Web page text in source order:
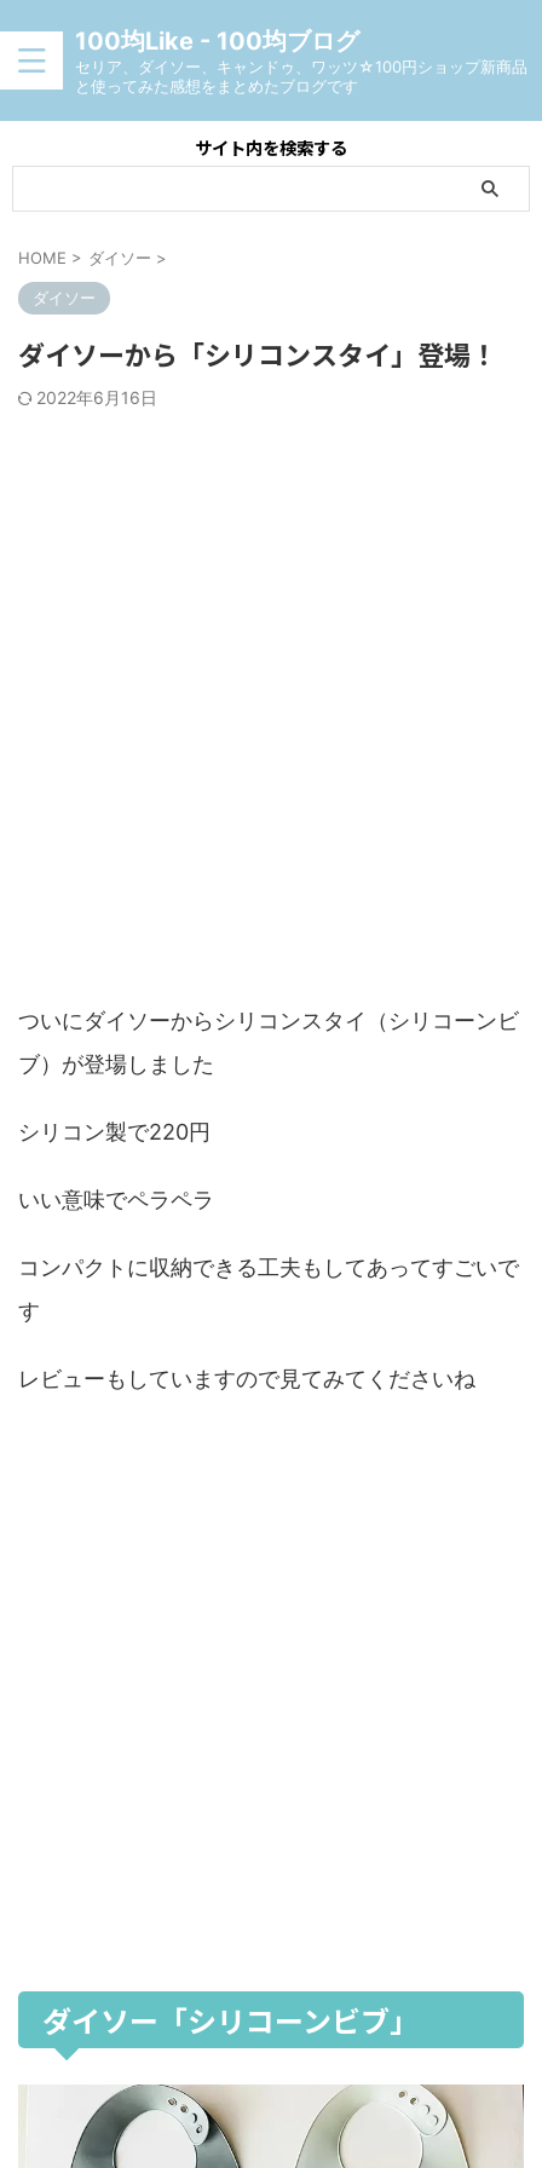
100均Like - 100均ブログ
セリア、ダイソー、キャンドゥ、ワッツ☆100円ショップ新商品
と使ってみた感想をまとめたブログです
サイト内を検索する
HOME > ダイソー >
ダイソー
ダイソーから「シリコンスタイ」登場！
2022年6月16日
ついにダイソーからシリコンスタイ（シリコーンビ
ブ）が登場しました
シリコン製で220円
いい意味でペラペラ
コンパクトに収納できる工夫もしてあってすごいで
す
レビューもしていますので見てみてくださいね
ダイソー「シリコーンビブ」